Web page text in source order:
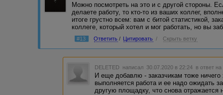
Можно посмотреть на это и с другой стороны.
делаете работу, то кто-то из ваших коллег,
итоге грустно всем: вам с битой статистикой,
коллеге, который хотел и мог работать, но вы
#13 Ответить / Цитировать / Скрыть ветку
DELETED написал 30.07.2020 в 22:24 в ответ
И еще добавлю - заказчикам тоже ничего
выполняется работа и ее надо ожидать
другую площадку, что снова отражается